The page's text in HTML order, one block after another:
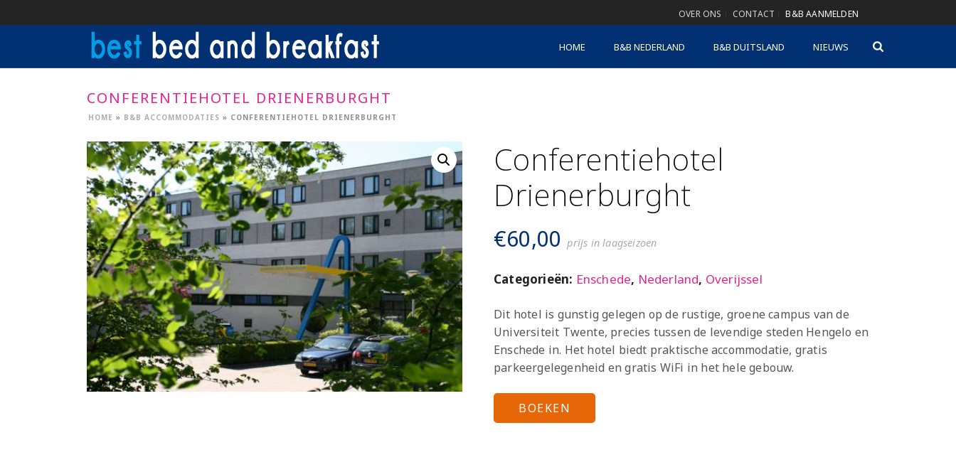
OVER ONS CONTACT B&B AANMELDEN
HOME B&B NEDERLAND B&B DUITSLAND NIEUWS
CONFERENTIEHOTEL DRIENERBURGHT
HOME » B&B ACCOMMODATIES » CONFERENTIEHOTEL DRIENERBURGHT
Conferentiehotel
Drienerburght
€60,00 prijs in laagseizoen
Categorieën: Enschede, Nederland, Overijssel
Dit hotel is gunstig gelegen op de rustige, groene campus van de
Universiteit Twente, precies tussen de levendige steden Hengelo en
Enschede in. Het hotel biedt praktische accommodatie, gratis
parkeergelegenheid en gratis WiFi in het hele gebouw.
BOEKEN